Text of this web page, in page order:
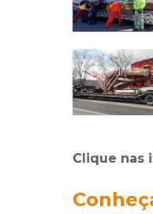
Clique nas